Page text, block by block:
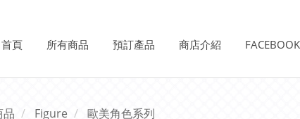
首頁 所有商品 預訂產品 商店介紹
品 Figure 歐美角色系列